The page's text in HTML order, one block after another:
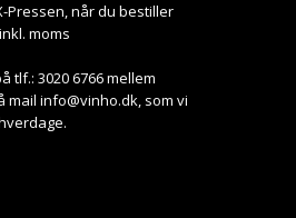
Pressen, når du bestiller
moms
tlf.: 3020 6766 mellem
mailinfo@vinho.dk, som vi